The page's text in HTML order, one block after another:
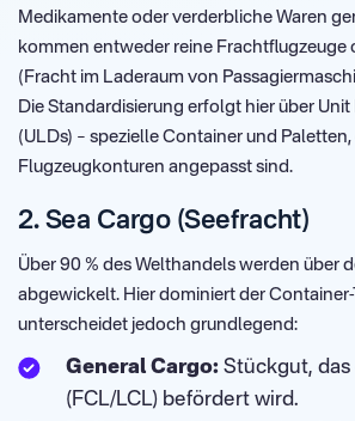
Medikamente oder verderbliche Waren
kommen entweder reine Frachtflugzeuge
(Fracht im Laderaum von
Die Standardisierung erfolgt hier über
(ULDs) – spezielle Container und
Flugzeugkonturen angepasst sind.
2. Sea Cargo (Seefracht)
Über 90 % des Welthandels werden über
abgewickelt. Hier dominiert der
unterscheidet jedoch grundlegend:
General Cargo: Stückgut,
(FCL/LCL) befördert wird.